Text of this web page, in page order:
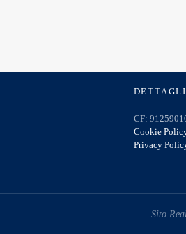
DETTAGLI
CF:
Cookie
Privacy
Sito